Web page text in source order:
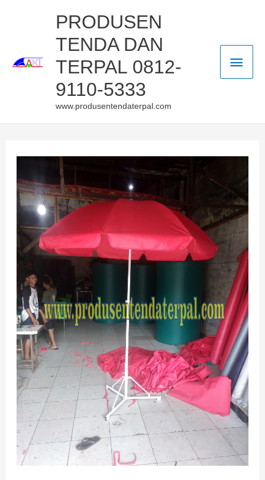
PRODUSEN
TENDA DAN
TERPAL 0812-
9110-5333
www.produsentendaterpal.com